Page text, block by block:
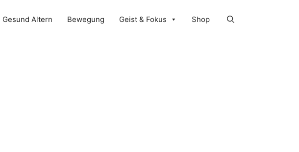
Gesund Altern Bewegung Geist & Fokus Shop